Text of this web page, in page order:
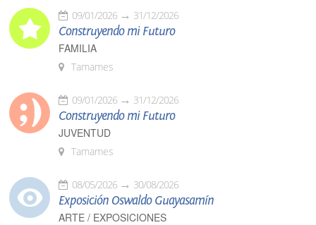
09/01/2026 31/12/2026
Construyendo mi Futuro
FAMILIA
Tamames
09/01/2026 31/12/2026
Construyendo mi Futuro
JUVENTUD
Tamames
08/05/2026 30/08/2026
Exposición Oswaldo Guayasamín
ARTE / EXPOSICIONES